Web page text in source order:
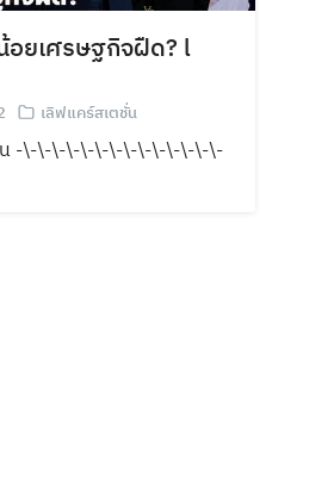
อยเศรษฐกิจฝืด? l
เลิฟแคร์สเตชั่น
น -\-\-\-\-\-\-\-\-\-\-\-\-\-\-